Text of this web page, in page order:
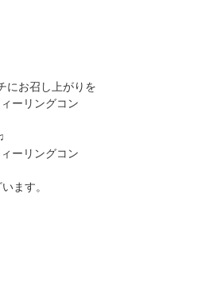
にお召し上がりを
ます。